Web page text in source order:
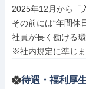
2025年12月から「
その前には“年間休
社員が長く働ける
※社内規定に準じま
待遇・福利厚生